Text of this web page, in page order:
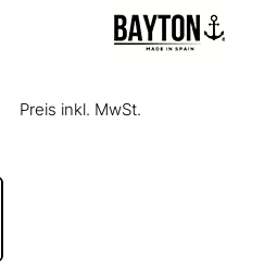
Preis inkl. MwSt.